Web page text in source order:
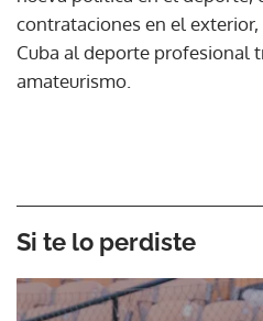
contrataciones en el
Cuba al deporte profesional
amateurismo.
Si te lo perdiste